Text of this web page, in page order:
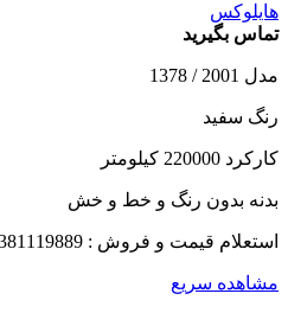
هایلوکس
تماس بگیرید
مدل 2001 / 1378
رنگ سفید
کارکرد 220000 کیلومتر
بدنه بدون رنگ و خط و خش
استعلام قیمت و فروش : 09381119889
مشاهده سریع